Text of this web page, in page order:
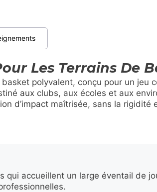
Les Terrains De
polyvalent, conçu pour un jeu
aux clubs, aux écoles et aux
d’impact maîtrisée, sans la rigidité
qui accueillent un large éventail de